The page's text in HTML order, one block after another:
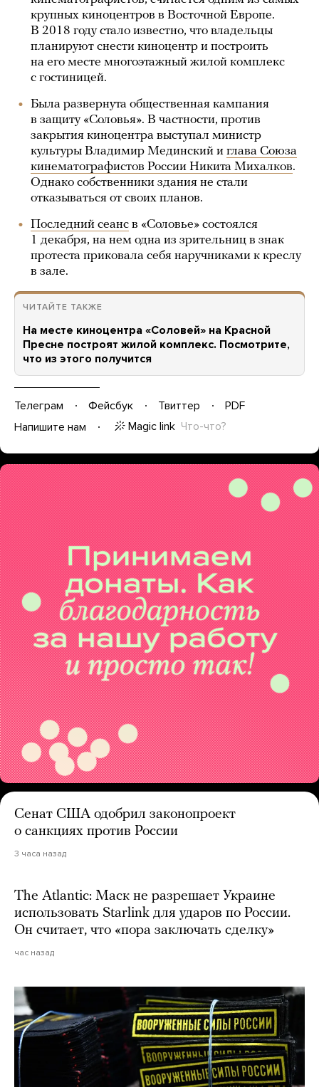
крупных киноцентров в Восточной Европе.
В 2018 году стало известно, что владельцы
планируют снести киноцентр и построить
на его месте многоэтажный жилой комплекс
с гостиницей.
Была развернута общественная кампания
в защиту «Соловья». В частности, против
закрытия киноцентра выступал министр
культуры Владимир Мединский и глава Союза
кинематографистов России Никита Михалков.
Однако собственники здания не стали
отказываться от своих планов.
Последний сеанс в «Соловье» состоялся
1 декабря, на нем одна из зрительниц в знак
протеста приковала себя наручниками к креслу
в зале.
ЧИТАЙТЕ ТАКЖЕ
На месте киноцентра «Соловей» на Красной
Пресне построят жилой комплекс. Посмотрите,
что из этого получится
Телеграм Фейсбук Твиттер
PDF
Напишите нам
Magic link Что-что?
Сенат США одобрил законопроект
о санкциях против России
3 часа назад
The Atlantic: Маск не разрешает Украине
использовать Starlink для ударов по России.
Он считает, что «пора заключать сделку»
час назад